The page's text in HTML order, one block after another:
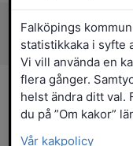
Sidans innehåll
Nya
Falköpings
statistikkaka i syfte
Vi vill använda en
flera gånger.
helst ändra ditt val.
du på ”Om kakor”
Vår kakpolicy